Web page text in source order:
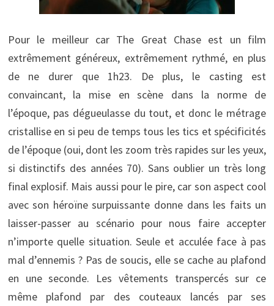
Pour le meilleur car The Great Chase est un film
extrêmement généreux, extrêmement rythmé, en plus
de ne durer que 1h23. De plus, le casting est
convaincant, la mise en scène dans la norme de
l’époque, pas dégueulasse du tout, et donc le métrage
cristallise en si peu de temps tous les tics et spécificités
de l’époque (oui, dont les zoom très rapides sur les yeux,
si distinctifs des années 70). Sans oublier un très long
final explosif. Mais aussi pour le pire, car son aspect cool
avec son héroïne surpuissante donne dans les faits un
laisser-passer au scénario pour nous faire accepter
n’importe quelle situation. Seule et acculée face à pas
mal d’ennemis ? Pas de soucis, elle se cache au plafond
en une seconde. Les vêtements transpercés sur ce
même plafond par des couteaux lancés par ses